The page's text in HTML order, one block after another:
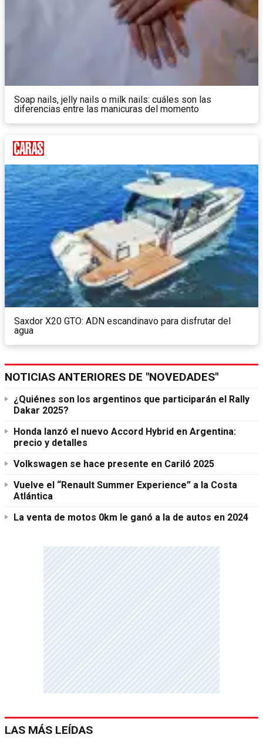
Soap nails, jelly nails o milk nails: cuáles son las
diferencias entre las manicuras del momento
Saxdor X20 GTO: ADN escandinavo para disfrutar del
agua
NOTICIAS ANTERIORES DE "NOVEDADES"
¿Quiénes son los argentinos que participarán el Rally
Dakar 2025?
Honda lanzó el nuevo Accord Hybrid en Argentina:
precio y detalles
Volkswagen se hace presente en Cariló 2025
Vuelve el “Renault Summer Experience” a la Costa
Atlántica
La venta de motos 0km le ganó a la de autos en 2024
LAS MÁS LEÍDAS